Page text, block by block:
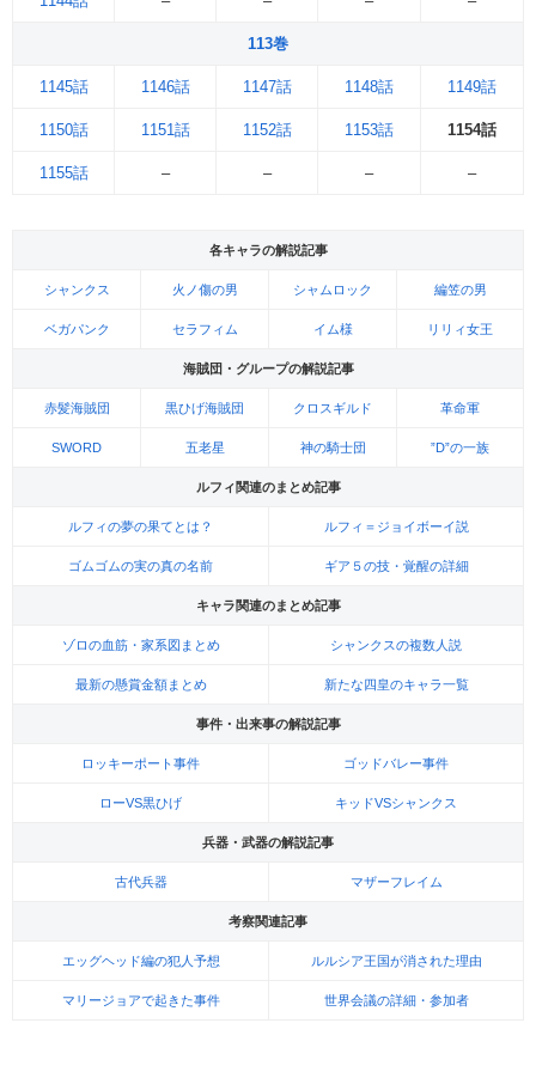
113巻
1145話 1146話 1147話 1148話 1149話
1150話 1151話 1152話 1153話 1154話
1155話 – – – –
各キャラの解説記事
シャンクス 火ノ傷の男 シャムロック 編笠の男
ベガパンク セラフィム イム様 リリィ女王
海賊団・グループの解説記事
赤髪海賊団 黒ひげ海賊団 クロスギルド 革命軍
SWORD 五老星 神の騎士団 ”D”の一族
ルフィ関連のまとめ記事
ルフィの夢の果てとは？ ルフィ＝ジョイボーイ説
ゴムゴムの実の真の名前 ギア５の技・覚醒の詳細
キャラ関連のまとめ記事
ゾロの血筋・家系図まとめ シャンクスの複数人説
最新の懸賞金額まとめ 新たな四皇のキャラ一覧
事件・出来事の解説記事
ロッキーポート事件 ゴッドバレー事件
ローVS黒ひげ キッドVSシャンクス
兵器・武器の解説記事
古代兵器 マザーフレイム
考察関連記事
エッグヘッド編の犯人予想 ルルシア王国が消された理由
マリージョアで起きた事件 世界会議の詳細・参加者